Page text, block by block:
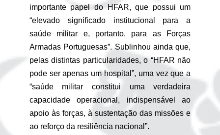
importante papel do HFAR, que possui um
“elevado significado institucional para a
saúde militar e, portanto, para as Forças
Armadas Portuguesas”. Sublinhou ainda que,
pelas distintas particularidades, o “HFAR não
pode ser apenas um hospital”, uma vez que a
“saúde militar constitui uma verdadeira
capacidade operacional, indispensável ao
apoio às forças, à sustentação das missões e
ao reforço da resiliência nacional”.